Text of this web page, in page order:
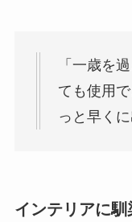
「一歳を
ても使用
っと早く
インテリアに